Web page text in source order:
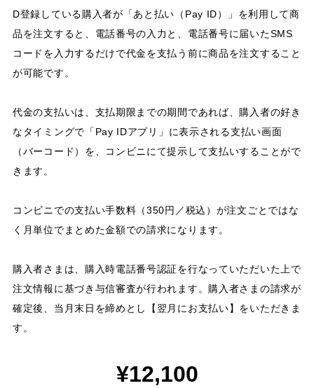
D登録している購入者が「あと払い（Pay ID）」を利用して商
品を注文すると、電話番号の入力と、電話番号に届いたSMS
コードを入力するだけで代金を支払う前に商品を注文すること
が可能です。
代金の支払いは、支払期限までの期間であれば、購入者の好き
なタイミングで「Pay IDアプリ」に表示される支払い画面
（バーコード）を、コンビニにて提示して支払いすることがで
きます。
コンビニでの支払い手数料（350円／税込）が注文ごとではな
く月単位でまとめた金額での請求になります。
購入者さまは、購入時電話番号認証を行なっていただいた上で
注文情報に基づき与信審査が行われます。購入者さまの請求が
確定後、当月末日を締めとし【翌月にお支払い】をいただきま
す。
¥12,100